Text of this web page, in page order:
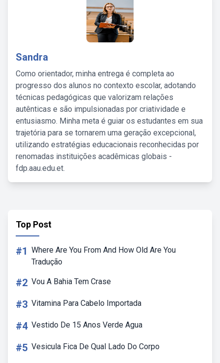
Sandra
Como orientador, minha entrega é completa ao
progresso dos alunos no contexto escolar, adotando
técnicas pedagógicas que valorizam relações
autênticas e são impulsionadas por criatividade e
entusiasmo. Minha meta é guiar os estudantes em sua
trajetória para se tornarem uma geração excepcional,
utilizando estratégias educacionais reconhecidas por
renomadas instituições acadêmicas globais -
fdp.aau.edu.et.
Top Post
#1 Where Are You From And How Old Are You
Tradução
#2 Vou A Bahia Tem Crase
#3 Vitamina Para Cabelo Importada
#4 Vestido De 15 Anos Verde Agua
#5 Vesicula Fica De Qual Lado Do Corpo